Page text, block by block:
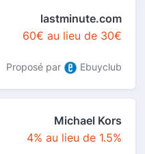
lastminute.com
60€ au lieu de 30€
Proposé par Ebuyclub
Michael Kors
4% au lieu de 1.5%